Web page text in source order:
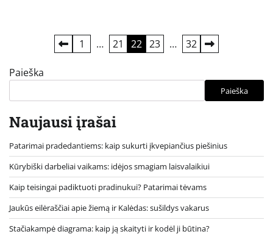
puslapiavimas
1 … 21 22 23 … 32
Paieška
Paieška
Naujausi įrašai
Patarimai pradedantiems: kaip sukurti įkvepiančius piešinius
Kūrybiški darbeliai vaikams: idėjos smagiam laisvalaikiui
Kaip teisingai padiktuoti pradinukui? Patarimai tėvams
Jaukūs eilėraščiai apie žiemą ir Kalėdas: sušildys vakarus
Stačiakampė diagrama: kaip ją skaityti ir kodėl ji būtina?